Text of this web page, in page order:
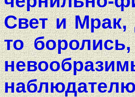
Свет и Мрак,
то